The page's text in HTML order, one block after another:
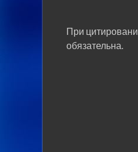
При
обязательна.